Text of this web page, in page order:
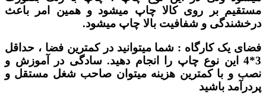
مستقیم بر روی کالا چاپ میشود و همین امر باعث
درخشندگی و شفافیت بالا چاپ میشود.
فضای یک کارگاه : شما میتوانید در کمترین فضا ، حداقل
3*4 این نوع چاپ را انجام دهید. سادگی در آموزش و
نصب و با کمترین هزینه میتوان صاحب شغل مستقل و
پردرآمد باشید